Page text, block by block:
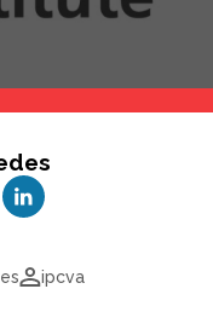
ipcva